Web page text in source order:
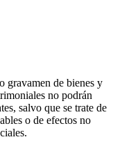
gravamen de bienes y
no podrán
salvo que se trate de
o de efectos no